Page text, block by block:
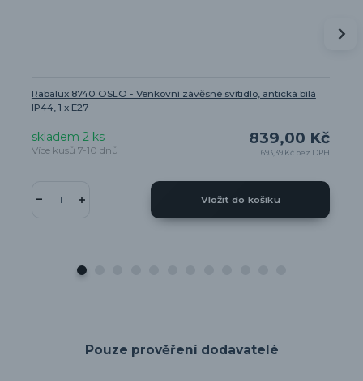
Rabalux 8740 OSLO - Venkovní závěsné svítidlo, antická bílá
IP44, 1 x E27
839,00 Kč
693,39 Kč bez DPH
skladem 2 ks
Více kusů 7-10 dnů
Vložit do košíku
Pouze prověření dodavatelé